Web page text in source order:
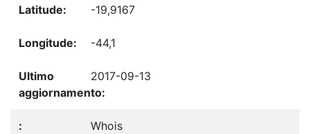
-19,9167
-44,1
2017-09-13
Whois